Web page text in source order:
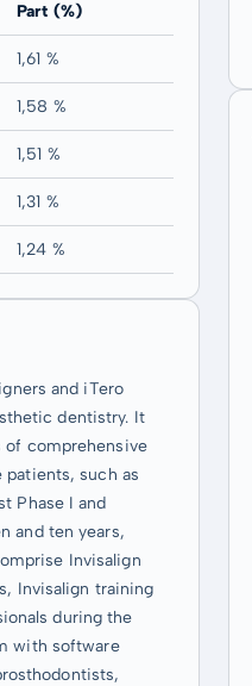
Part (%)
1,61 %
1,58 %
1,51 %
1,31 %
1,24 %
and iTero
dentistry. It
of comprehensive
such as
Phase I and
and ten years,
Invisalign
Invisalign training
during the
with software